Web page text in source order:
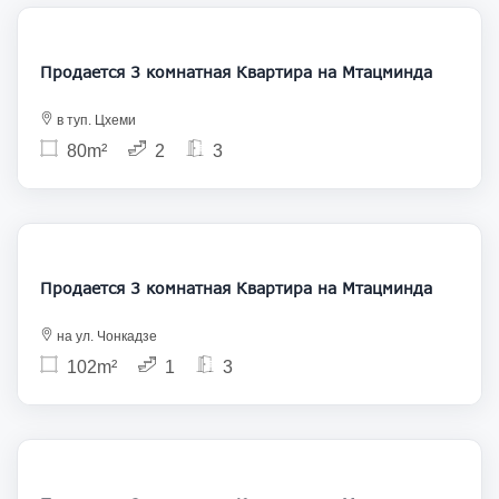
160 000
Продается 3 комнатная Квартира на Мтацминда
в туп. Цхеми
80m² 2 3
200 000
Продается 3 комнатная Квартира на Мтацминда
на ул. Чонкадзе
102m² 1 3
200 000